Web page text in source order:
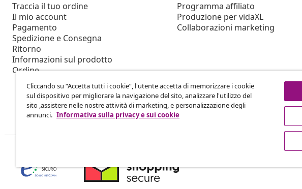
Traccia il tuo ordine
Il mio account
Pagamento
Spedizione e Consegna
Ritorno
Informazioni sul prodotto
Ordine
Programma affiliato
Produzione per vidaXL
Collaborazioni marketing
Cliccando su “Accetta tutti i cookie”, l'utente accetta di memorizzare i cookie
sul dispositivo per migliorare la navigazione del sito, analizzare l'utilizzo del
sito ,assistere nelle nostre attività di marketing, e personalizzazione degli
annunci. Informativa sulla privacy e sui cookie